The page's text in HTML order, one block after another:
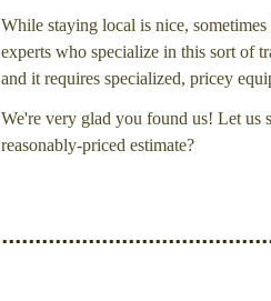
While staying local is nice,
experts who specialize in this sort of
and it requires specialized, pricey
We're very glad you found us! Let us
reasonably-priced estimate?